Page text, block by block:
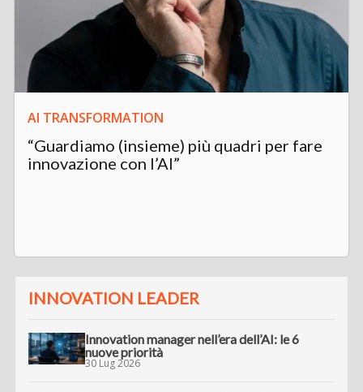
AI TRANSFORMATION
“Guardiamo (insieme) più quadri per fare
innovazione con l’AI”
INNOVATION LEADER
Innovation manager nell’era dell’AI: le 6
nuove priorità
30 Lug 2026